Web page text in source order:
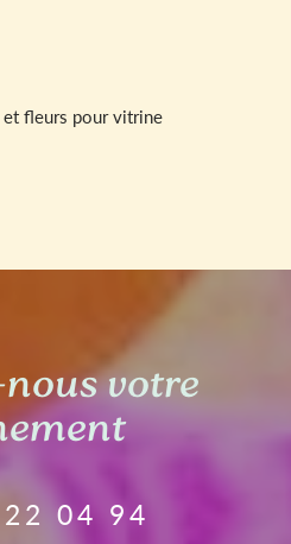
fleurs pour vitrine
votre
04 94